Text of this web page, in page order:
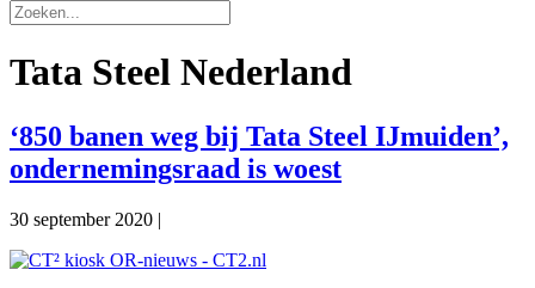
Tata Steel Nederland
‘850 banen weg bij Tata Steel IJmuiden’,
ondernemingsraad is woest
30 september 2020 |